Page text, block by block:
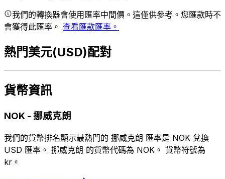
我們的轉換器會使用匯率中間價。這僅供參考。您匯款時不
會獲得此匯率。 查看匯款匯率。
熱門美元(USD)配對
貨幣資訊
NOK - 挪威克朗
我們的貨幣排名顯示最熱門的 挪威克朗 匯率是 NOK 兌換
USD 匯率。 挪威克朗 的貨幣代碼為 NOK。 貨幣符號為
kr。